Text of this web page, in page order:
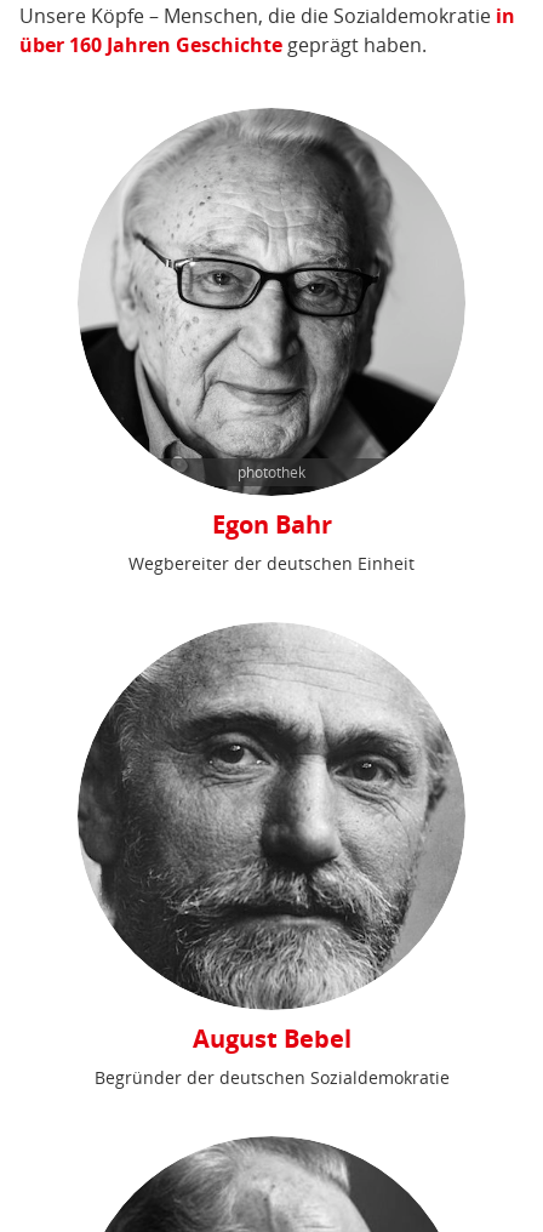
Unsere Köpfe – Menschen, die die Sozialdemokratie in
über 160 Jahren Geschichte geprägt haben.
photothek
Egon Bahr
Wegbereiter der deutschen Einheit
August Bebel
Begründer der deutschen Sozialdemokratie